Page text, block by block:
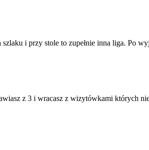
i przy stole to zupełnie inna liga. Po
z 3 i wracasz z wizytówkami których